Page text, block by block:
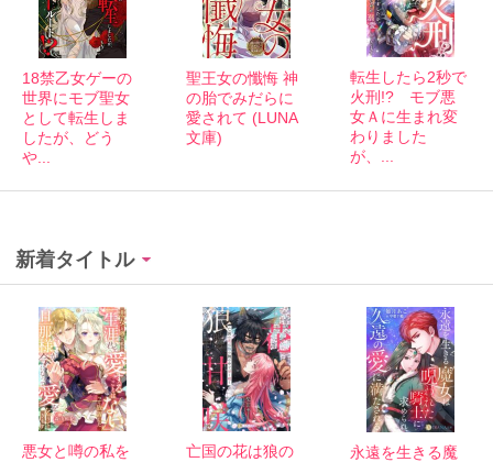
18禁乙女ゲーの
世界にモブ聖女
として転生しま
したが、どう
や...
聖王女の懺悔 神
の胎でみだらに
愛されて (LUNA
文庫)
転生したら2秒で
火刑!? モブ悪
女Ａに生まれ変
わりました
が、...
新着タイトル
悪女と噂の私を 亡国の花は狼の 永遠を生きる魔